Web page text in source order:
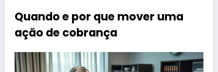
Quando e por que mover uma
ação de cobrança